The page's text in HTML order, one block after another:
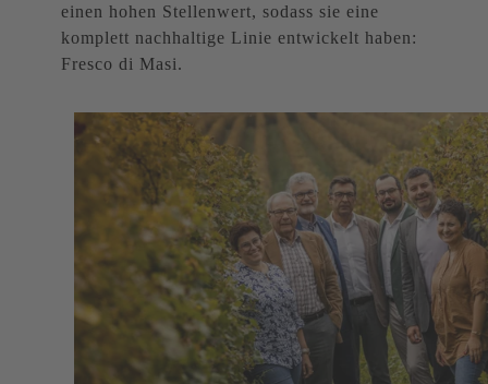
einen hohen Stellenwert, sodass sie eine
komplett nachhaltige Linie entwickelt haben:
Fresco di Masi.